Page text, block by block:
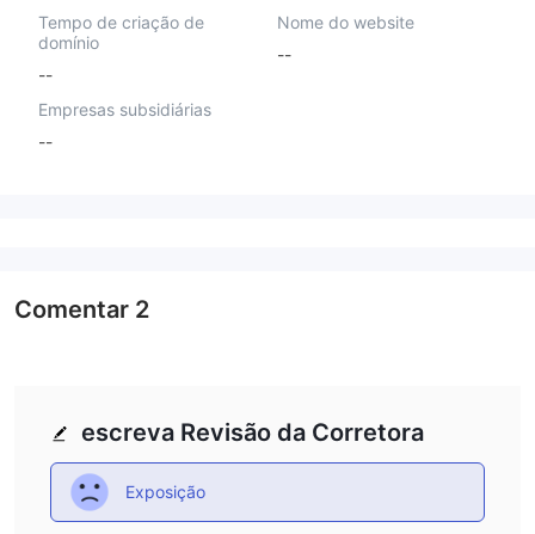
Tempo de criação de
domínio
--
Nome do website
--
Empresas subsidiárias
--
escreva Revisão da Corretora
Exposição
Comentar 2